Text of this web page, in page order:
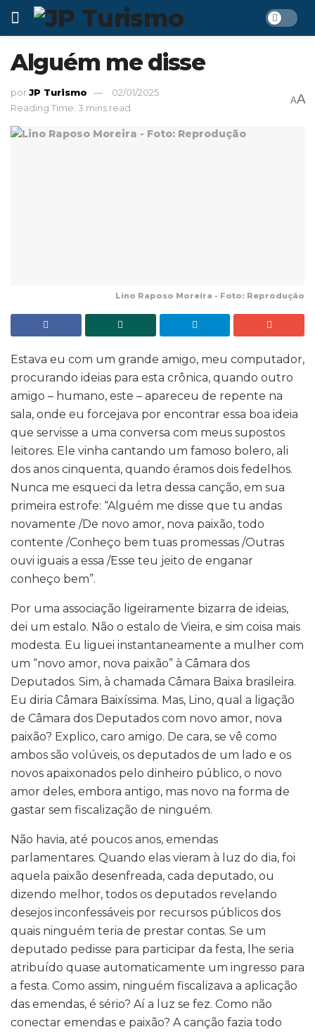
Alguém me disse
porJP Turismo
02/01/2025
Reading Time: 3 mins read
AA
Lino Raposo Moreira - Foto: Reprodução
Estava eu com um grande amigo, meu computador,
procurando ideias para esta crônica, quando outro
amigo – humano, este – apareceu de repente na
sala, onde eu forcejava por encontrar essa boa ideia
que servisse a uma conversa com meus supostos
leitores. Ele vinha cantando um famoso bolero, ali
dos anos cinquenta, quando éramos dois fedelhos.
Nunca me esqueci da letra dessa canção, em sua
primeira estrofe: “Alguém me disse que tu andas
novamente /De novo amor, nova paixão, todo
contente /Conheço bem tuas promessas /Outras
ouvi iguais a essa /Esse teu jeito de enganar
conheço bem”.
Por uma associação ligeiramente bizarra de ideias,
dei um estalo. Não o estalo de Vieira, e sim coisa mais
modesta. Eu liguei instantaneamente a mulher com
um “novo amor, nova paixão” à Câmara dos
Deputados. Sim, à chamada Câmara Baixa brasileira.
Eu diria Câmara Baixíssima. Mas, Lino, qual a ligação
de Câmara dos Deputados com novo amor, nova
paixão? Explico, caro amigo. De cara, se vê como
ambos são volúveis, os deputados de um lado e os
novos apaixonados pelo dinheiro público, o novo
amor deles, embora antigo, mas novo na forma de
gastar sem fiscalização de ninguém.
Não havia, até poucos anos, emendas
parlamentares. Quando elas vieram à luz do dia, foi
aquela paixão desenfreada, cada deputado, ou
dizendo melhor, todos os deputados revelando
desejos inconfessáveis por recursos públicos dos
quais ninguém teria de prestar contas. Se um
deputado pedisse para participar da festa, lhe seria
atribuído quase automaticamente um ingresso para
a festa. Como assim, ninguém fiscalizava a aplicação
das emendas, é sério? Aí a luz se fez. Como não
conectar emendas e paixão? A canção fazia todo